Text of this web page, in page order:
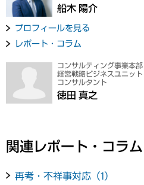
船木 陽介
プロフィールを見る
レポート・コラム
コンサルティング事業本部
経営戦略ビジネスユニッ
コンサルタント
徳田 真之
関連レポート・コラム
再考・不祥事対応（1）